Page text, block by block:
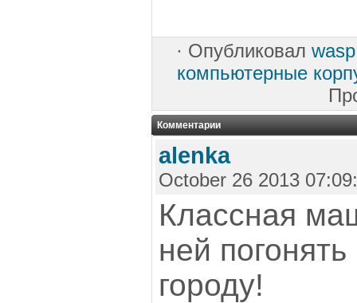
· Опубликовал wasp
компьютерные
Комментарии
alenka
October 26 2013
Классная
ней
городу!